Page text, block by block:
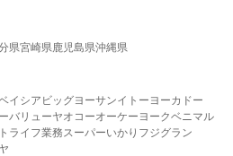
県宮崎県鹿児島県沖縄県
イシア ビッグヨーサンイトーヨーカドー
バリューヤオコーオーケー ヨークベニマル
ライフ業務スーパーいかり フジグラン